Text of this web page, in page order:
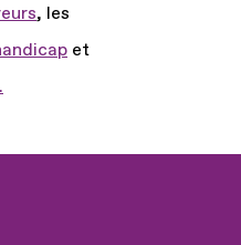
, les
et